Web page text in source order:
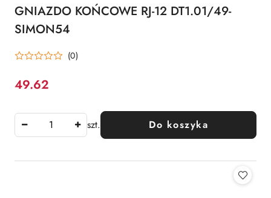
GNIAZDO KOŃCOWE RJ-12 DT1.01/49-
SIMON54
(0)
Cena:
49.62
szt. Do koszyka